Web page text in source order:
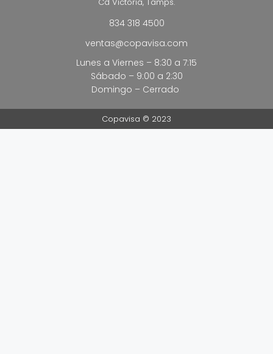
834 318 4500
ventas@copavisa.com
Lunes a Viernes – 8:30 a 7:15
Sábado – 9:00 a 2:30
Domingo – Cerrado
Copavisa © 2023